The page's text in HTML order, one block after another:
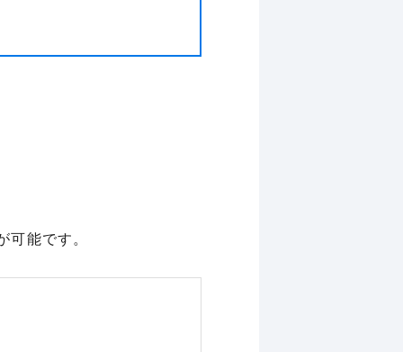
能です。